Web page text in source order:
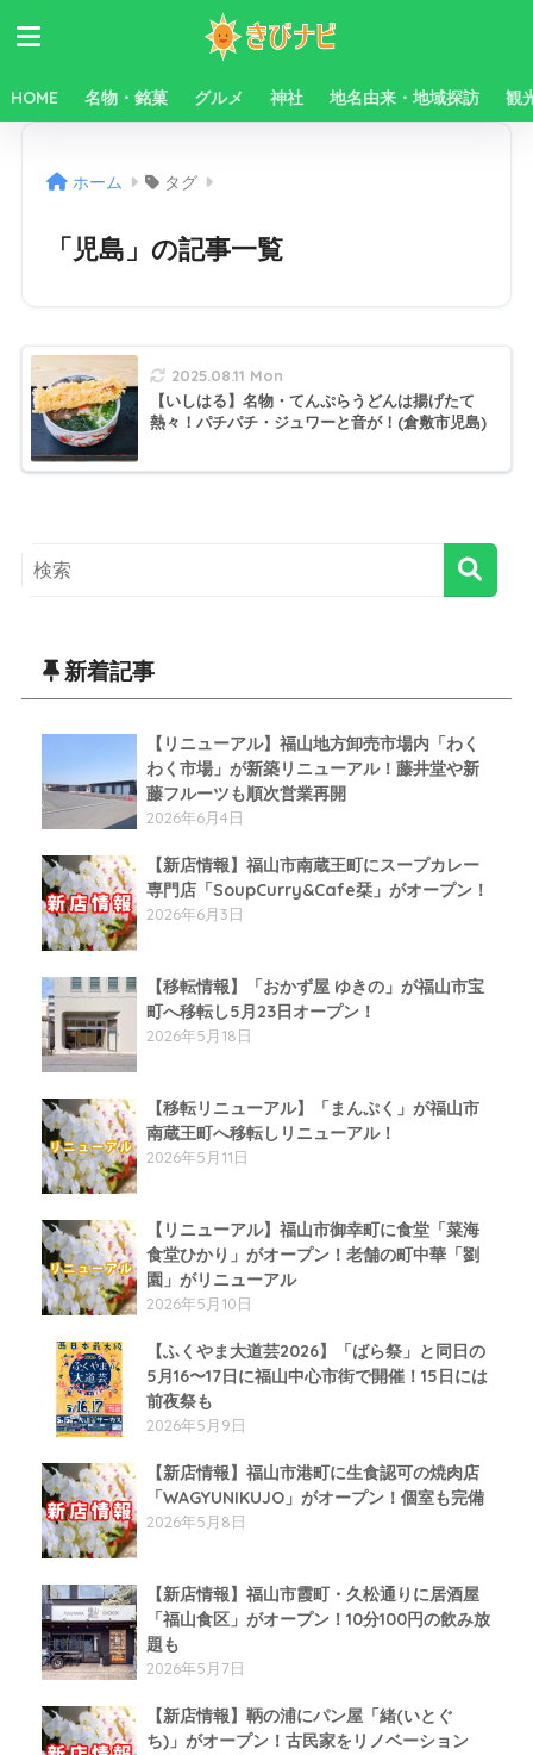
HOME 名物・銘菓 グルメ 神社 地名由来・地域探訪 観
ホーム タグ
「児島」の記事一覧
2025.08.11 Mon
【いしはる】名物・てんぷらうどんは揚げたて
熱々！パチパチ・ジュワーと音が！(倉敷市児島)
新着記事
【リニューアル】福山地方卸売市場内「わく
わく市場」が新築リニューアル！藤井堂や新
藤フルーツも順次営業再開
2026年6月4日
【新店情報】福山市南蔵王町にスープカレー
専門店「SoupCurry&Cafe栞」がオープン！
2026年6月3日
【移転情報】「おかず屋 ゆきの」が福山市宝
町へ移転し5月23日オープン！
2026年5月18日
【移転リニューアル】「まんぷく」が福山市
南蔵王町へ移転しリニューアル！
2026年5月11日
【リニューアル】福山市御幸町に食堂「菜海
食堂ひかり」がオープン！老舗の町中華「劉
園」がリニューアル
2026年5月10日
【ふくやま大道芸2026】「ばら祭」と同日の
5月16〜17日に福山中心市街で開催！15日には
前夜祭も
2026年5月9日
【新店情報】福山市港町に生食認可の焼肉店
「WAGYUNIKUJO」がオープン！個室も完備
2026年5月8日
【新店情報】福山市霞町・久松通りに居酒屋
「福山食区」がオープン！10分100円の飲み放
題も
2026年5月7日
【新店情報】鞆の浦にパン屋「緒(いとぐ
ち)」がオープン！古民家をリノベーション